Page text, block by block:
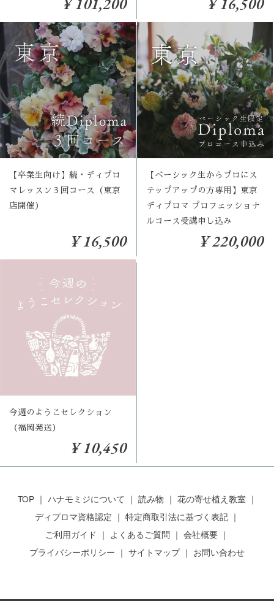
【卒業生向け】続・ディプロ
マレッスン３回コース（東京
店開催）
¥ 16,500
【ベーシック生からプロにス
テップアップの方専用】東京
ディプロマ プロフェッショナ
ルコース受講申し込み
¥ 220,000
今週のようこセレクション
（福岡発送）
¥ 10,450
TOP ハナモミジについて 読み物
花の寄せ植え教室
ディプロマ資格認定
特定商取引法に基づく表記
ご利用ガイド
よくあるご質問
会社概要
プライバシーポリシー
サイトマップ お問い合わせ